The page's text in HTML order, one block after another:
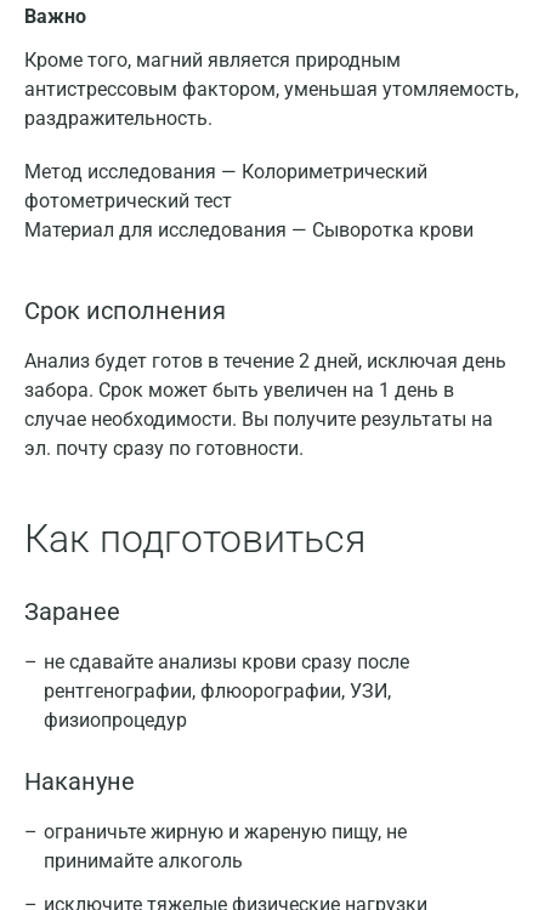
Важно
Кроме того, магний является природным
антистрессовым фактором, уменьшая утомляемость,
раздражительность.
Метод исследования — Колориметрический
фотометрический тест
Материал для исследования — Сыворотка крови
Срок исполнения
Анализ будет готов в течение 2 дней, исключая день
забора. Срок может быть увеличен на 1 день в
случае необходимости. Вы получите результаты на
эл. почту сразу по готовности.
Как подготовиться
Заранее
не сдавайте анализы крови сразу после
рентгенографии, флюорографии, УЗИ,
физиопроцедур
Накануне
ограничьте жирную и жареную пищу, не
принимайте алкоголь
исключите тяжелые физические нагрузки